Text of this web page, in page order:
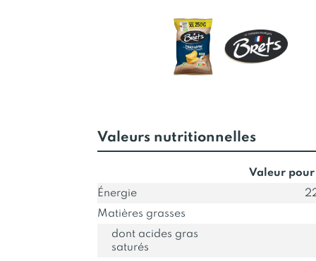
Valeurs nutritionnelles
Valeur pour
Énergie
Matières grasses
dont acides gras
saturés